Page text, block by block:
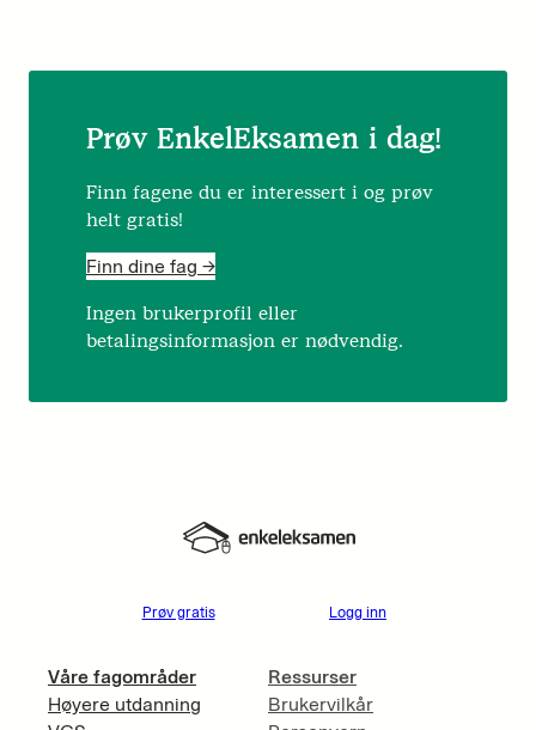
Prøv EnkelEksamen i dag!
Finn fagene du er interessert i og prøv
helt gratis!
Finn dine fag ->
Ingen brukerprofil eller
betalingsinformasjon er nødvendig.
Prøv gratis Logg inn
Våre fagområder
Høyere utdanning
Ressurser
Brukervilkår